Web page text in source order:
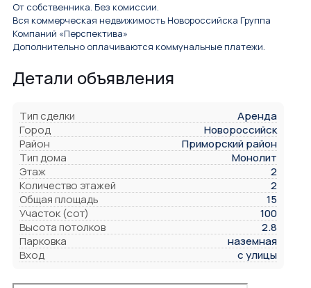
От собственника. Без комиссии.
Вся коммерческая недвижимость Новороссийска Группа
Компаний «Перспектива»
Дополнительно оплачиваются коммунальные платежи.
Детали объявления
Тип сделки
Аренда
Город
Новороссийск
Район
Приморский район
Тип дома
Монолит
Этаж
2
Количество этажей
2
Общая площадь
15
Участок (сот)
100
Высота потолков
2.8
Парковка
наземная
Вход
с улицы